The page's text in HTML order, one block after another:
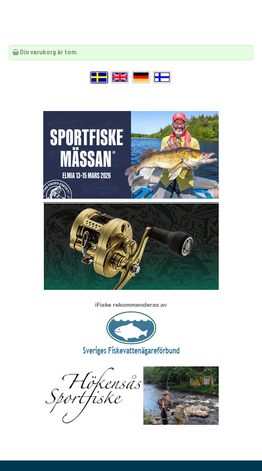
Din varukorg är tom.